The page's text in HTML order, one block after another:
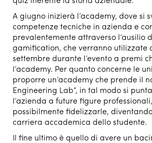
A giugno inizierà l’academy, dove si
competenze tecniche in azienda e
prevalentemente attraverso l’ausilio
gamification, che verranno utilizzate
settembre durante l’evento a premi
l’academy. Per quanto concerne le
proporre un’academy che prende il
Engineering Lab”, in tal modo si
l’azienda a future figure
possibilmente fidelizzarle,
carriera accademica dello studente.
Il fine ultimo è quello di avere un